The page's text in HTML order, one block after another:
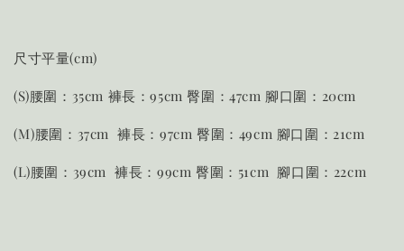
尺寸平量(cm)
(S)腰圍：35cm 褲長：95cm 臀圍：47cm 腳口圍：20cm
(M)腰圍：37cm 褲長：97cm 臀圍：49cm 腳口圍：21cm
(L)腰圍：39cm 褲長：99cm 臀圍：51cm 腳口圍：22cm